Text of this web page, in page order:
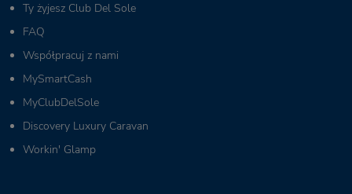
Ty żyjesz Club Del Sole
FAQ
Współpracuj z nami
MySmartCash
MyClubDelSole
Discovery Luxury Caravan
Workin' Glamp